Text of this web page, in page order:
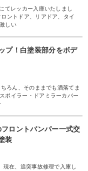
てレッカー入庫いたしまし
ントドア、リアドア、タイ
しい
プ！白塗装部分をボデ
ろん、そのままでも洒落てま
ポイラー・ドアミラーカバー
ロントバンパー一式交
装
現在、追突事故修理で入庫し